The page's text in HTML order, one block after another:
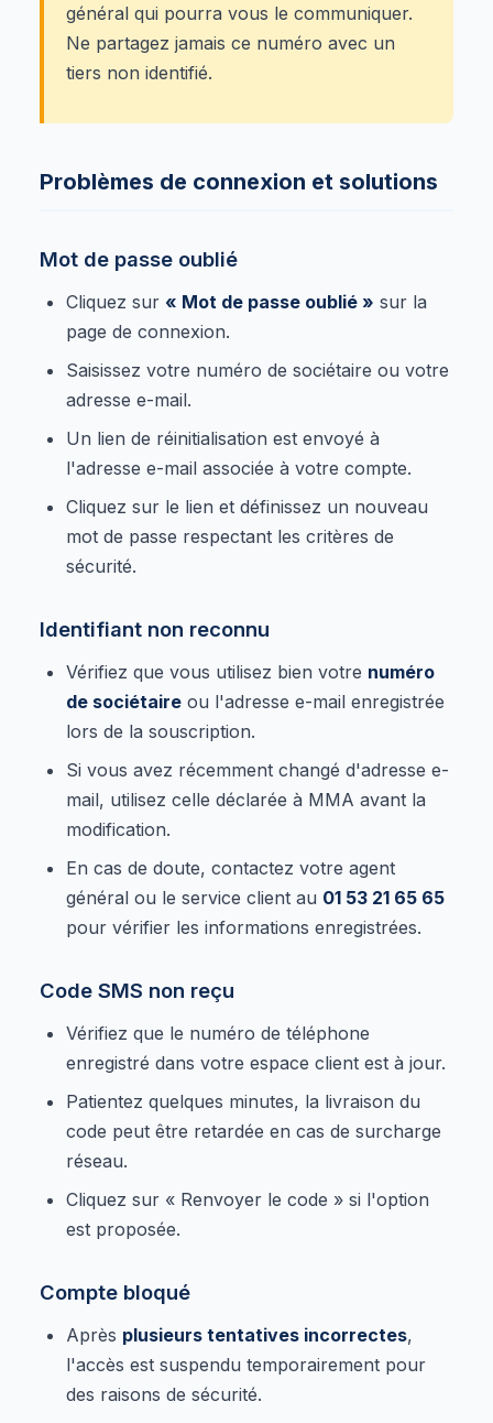
général qui pourra vous le communiquer.
Ne partagez jamais ce numéro avec un
tiers non identifié.
Problèmes de connexion et solutions
Mot de passe oublié
Cliquez sur « Mot de passe oublié » sur la
page de connexion.
Saisissez votre numéro de sociétaire ou votre
adresse e-mail.
Un lien de réinitialisation est envoyé à
l'adresse e-mail associée à votre compte.
Cliquez sur le lien et définissez un nouveau
mot de passe respectant les critères de
sécurité.
Identifiant non reconnu
Vérifiez que vous utilisez bien votre numéro
de sociétaire ou l'adresse e-mail enregistrée
lors de la souscription.
Si vous avez récemment changé d'adresse e-
mail, utilisez celle déclarée à MMA avant la
modification.
En cas de doute, contactez votre agent
général ou le service client au 01 53 21 65 65
pour vérifier les informations enregistrées.
Code SMS non reçu
Vérifiez que le numéro de téléphone
enregistré dans votre espace client est à jour.
Patientez quelques minutes, la livraison du
code peut être retardée en cas de surcharge
réseau.
Cliquez sur « Renvoyer le code » si l'option
est proposée.
Compte bloqué
Après plusieurs tentatives incorrectes,
l'accès est suspendu temporairement pour
des raisons de sécurité.